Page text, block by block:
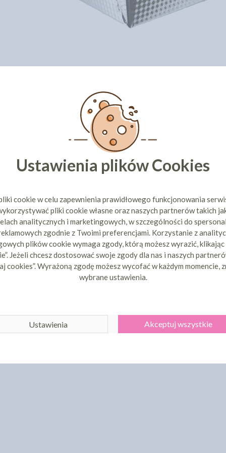
WYSOKA
X 25CM X
zł
BLACHA DO CIASTA GŁADKA
OCYNOWANA 36CM X 25CM X
cena:14,16 zł
DO KOSZYKA DO
Ustawienia plików Cookies
cookie w celu zapewnienia prawidłowego funkcjonowania
pliki cookie własne oraz naszych partnerów takich
analitycznych i marketingowych, w szczególności do
zgodnie z Twoimi preferencjami. Korzystanie z
plików cookie wymaga zgody, którą możesz wyrazić, klikając
Jeżeli chcesz dostosować swoje zgody dla nas i naszych
cookies”. Wyrażoną zgodę możesz wycofać w każdym momencie,
wybrane ustawienia.
Ustawienia Akceptuj wszystkie